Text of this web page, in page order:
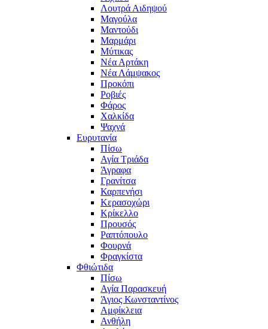
Λουτρά Αιδηψού
Μαγούλα
Μαντούδι
Μαρμάρι
Μύτικας
Νέα Αρτάκη
Νέα Λάμψακος
Προκόπι
Ροβιές
Φάρος
Χαλκίδα
Ψαχνά
Ευρυτανία
Πίσω
Αγία Τριάδα
Άγραφα
Γρανίτσα
Καρπενήσι
Κερασοχώρι
Κρίκελλο
Προυσός
Ραπτόπουλο
Φουρνά
Φραγκίστα
Φθιώτιδα
Πίσω
Αγία Παρασκευή
Άγιος Κωνσταντίνος
Αμφίκλεια
Ανθήλη